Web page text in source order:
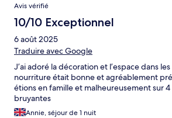
Avis vérifié
10/10 Exceptionnel
6 août 2025
Traduire avec Google
J’ai adoré la décoration et l’espace dans
nourriture était bonne et agréablement
étions en famille et malheureusement sur
bruyantes
Annie, séjour de 1 nuit